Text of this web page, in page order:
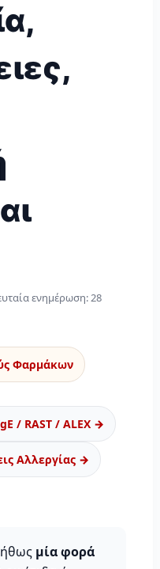
ενημέρωση:28
Φαρμάκων
/ RAST / ALEX →
Αλλεργίας →
μία φορά